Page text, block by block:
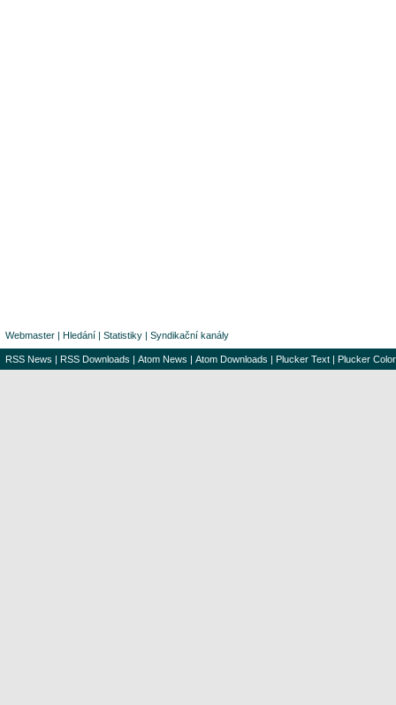
Webmaster | Hledání | Statistiky | Syndikační kanály
RSS News | RSS Downloads | Atom News | Atom Downloads | Plucker Text | Plucker Color